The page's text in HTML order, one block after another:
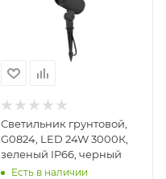
Светильник грунтовой,
G0824, LED 24W 3000К,
зеленый IP66, черный
Есть в наличии